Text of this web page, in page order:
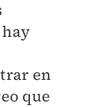
en
que